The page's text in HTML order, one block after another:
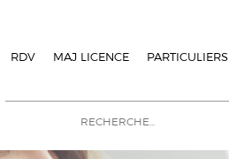
RDV MAJ LICENCE PARTICULIERS